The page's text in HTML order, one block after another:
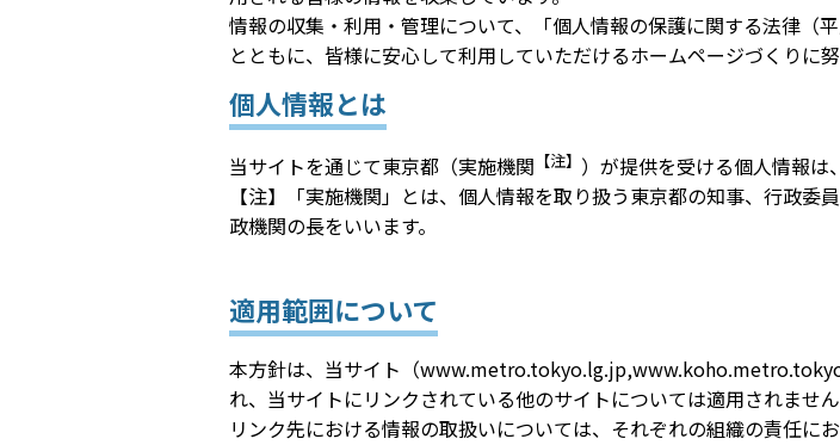
情報の収集・利用・管理について、「個人情報の保護に関する法律（
とともに、皆様に安心して利用していただけるホームページづくりに努
個人情報とは
当サイトを通じて東京都（実施機関 【注】 ）が提供を受ける個人情報は
【注】「実施機関」とは、個人情報を取り扱う東京都の知事、行政
政機関の長をいいます。
適用範囲について
本方針は、当サイト（
れ、当サイトにリンクされている他のサイトについては適用されません
リンク先における情報の取扱いについては、それぞれの組織の責任に